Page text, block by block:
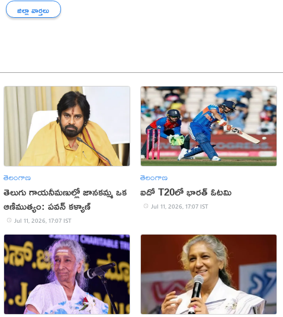
జిల్లా వార్తలు
తెలంగాణ
తెలుగు గాయనీమణుల్లో జానకమ్మ ఒక
ఆణిముత్యం: పవన్ కళ్యాణ్
Jul 11, 2026, 17:07 IST
తెలంగాణ
ఐదో T20లో భారత్ ఓటమి
Jul 11, 2026, 17:07 IST